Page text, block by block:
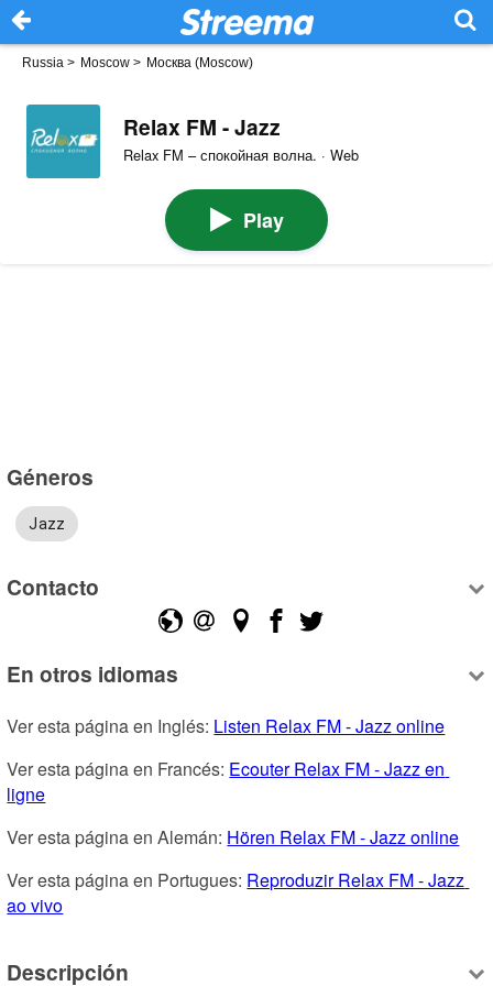
Russia > Moscow > Москва (Moscow)
Relax FM - Jazz
Relax FM – спокойная волна. · Web
Play
Géneros
Jazz
Contacto
En otros idiomas
Ver esta página en Inglés: Listen Relax FM - Jazz online
Ver esta página en Francés: Ecouter Relax FM - Jazz en
ligne
Ver esta página en Alemán: Hören Relax FM - Jazz online
Ver esta página en Portugues: Reproduzir Relax FM - Jazz
ao vivo
Descripción